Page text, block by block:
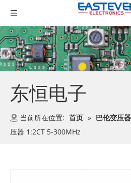
东恒电子
当前所在位置: 首页 » 巴伦变压器
压器 1:2CT 5-300MHz